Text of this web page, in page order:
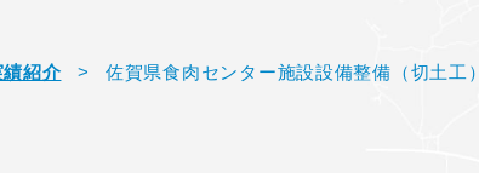
紹介 > 佐賀県食肉センター施設設備整備（切土工）